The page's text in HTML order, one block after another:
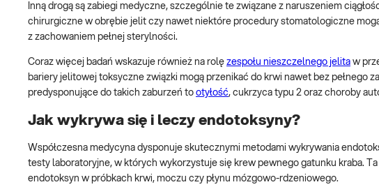
Inną drogą są zabiegi medyczne, szczególnie te związane z naruszeniem
chirurgiczne w obrębie jelit czy nawet niektóre procedury stomatologiczne
z zachowaniem pełnej sterylności.
Coraz więcej badań wskazuje również na rolę zespołu nieszczelnego jelita w
bariery jelitowej toksyczne związki mogą przenikać do krwi nawet bez pełnego
predysponujące do takich zaburzeń to otyłość, cukrzyca typu 2 oraz choroby
Jak wykrywa się i leczy endotoksyny?
Współczesna medycyna dysponuje skutecznymi metodami wykrywania
testy laboratoryjne, w których wykorzystuje się krew pewnego gatunku kraba.
endotoksyn w próbkach krwi, moczu czy płynu mózgowo-rdzeniowego.